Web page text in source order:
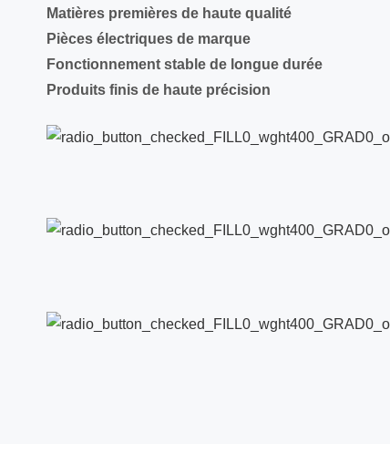
Matières premières de haute qualité
Pièces électriques de marque
Fonctionnement stable de longue durée
Produits finis de haute précision